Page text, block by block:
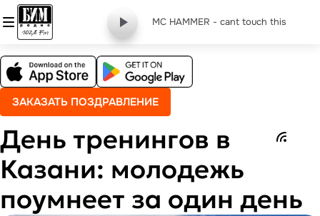
MC HAMMER - cant touch this
ЗАКАЗАТЬ ПОЗДРАВЛЕНИЕ
День тренингов в
Казани: молодежь
поумнеет за один день